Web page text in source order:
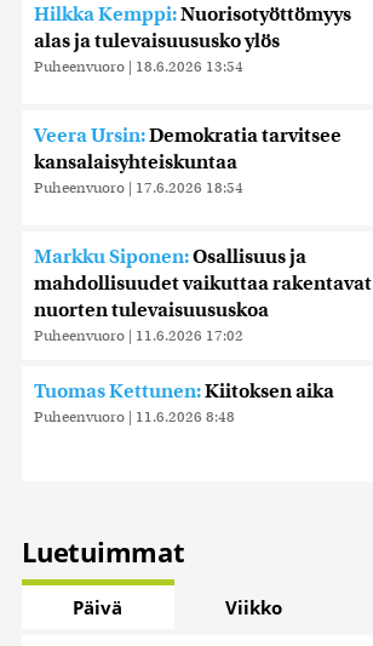
Hilkka Kemppi:Nuorisotyöttömyys
alas ja tulevaisuususko ylös
Puheenvuoro | 18.6.2026 13:54
Veera Ursin:Demokratia tarvitsee
kansalaisyhteiskuntaa
Puheenvuoro | 17.6.2026 18:54
Markku Siponen:Osallisuus ja
mahdollisuudet vaikuttaa rakentavat
nuorten tulevaisuususkoa
Puheenvuoro | 11.6.2026 17:02
Tuomas Kettunen:Kiitoksen aika
Puheenvuoro | 11.6.2026 8:48
Luetuimmat
Päivä Viikko